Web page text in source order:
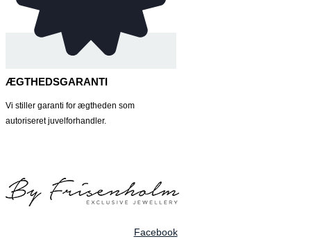
ÆGTHEDSGARANTI
Vi stiller garanti for ægtheden som
autoriseret juvelforhandler.
Facebook